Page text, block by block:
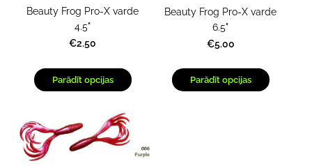
Beauty Frog Pro-X varde
4.5"
€2.50
Parādīt opcijas
Beauty Frog Pro-X varde
6.5"
€5.00
Parādīt opcijas